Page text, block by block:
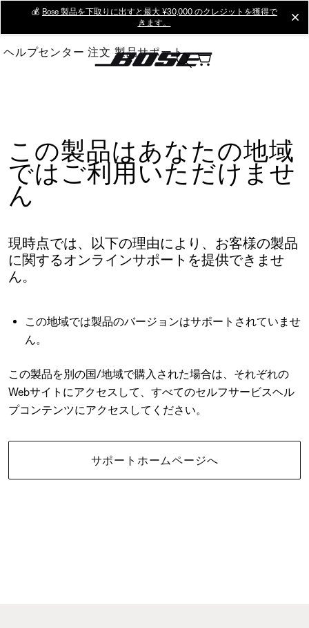
Main
💰 Bose 製品を下取りに出すと最大 ¥30,000 のクレジットを獲得で
きます。
ヘルプセンター 注文 製品サポート
この製品はあなたの地域
ではご利用いただけませ
ん
現時点では、以下の理由により、お客様の製品
に関するオンラインサポートを提供できませ
ん。
この地域では製品のバージョンはサポートされていませ
ん。
この製品を別の国/地域で購入された場合は、それぞれの
Webサイトにアクセスして、すべてのセルフサービスヘル
プコンテンツにアクセスしてください。
サポートホームページへ